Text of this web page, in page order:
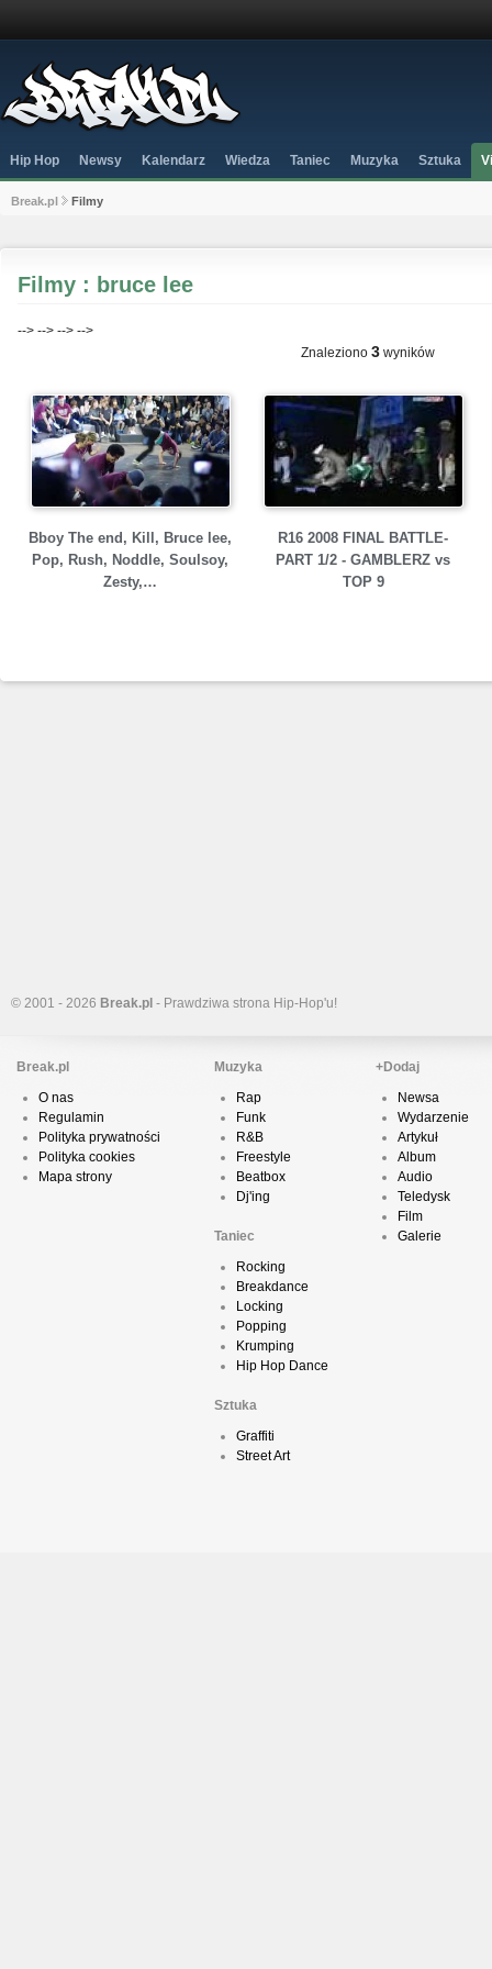
Hip Hop Newsy Kalendarz Wiedza Taniec Muzyka Sztuka
Break.pl Filmy
Filmy : bruce lee
--> --> --> -->
Znaleziono 3 wyników
Bboy The end, Kill, Bruce lee,
Pop, Rush, Noddle, Soulsoy,
Zesty,…
R16 2008 FINAL BATTLE-
PART 1/2 - GAMBLERZ vs
TOP 9
© 2001 - 2026 Break.pl - Prawdziwa strona Hip-Hop'u!
Break.pl
O nas
Regulamin
Polityka prywatności
Polityka cookies
Mapa strony
Muzyka
Rap
Funk
R&B
Freestyle
Beatbox
Dj'ing
Taniec
Rocking
Breakdance
Locking
Popping
Krumping
Hip Hop Dance
Sztuka
Graffiti
Street Art
+Dodaj
Newsa
Wydarzenie
Artykuł
Album
Audio
Teledysk
Film
Galerie